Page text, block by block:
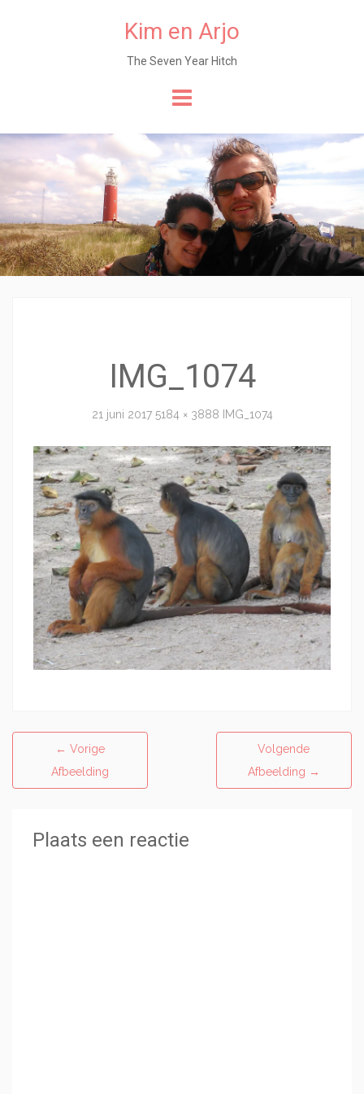
Kim en Arjo
The Seven Year Hitch
IMG_1074
21 juni 2017 5184 × 3888 IMG_1074
← Vorige
Afbeelding
Volgende
Afbeelding →
Plaats een reactie